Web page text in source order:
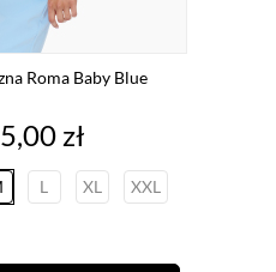
Roma Baby Blue
zł
L XL XXL